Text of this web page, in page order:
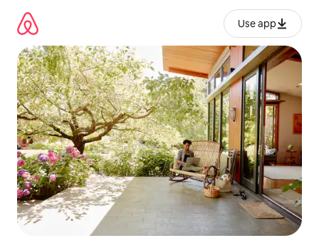
përmbajtja
Use app